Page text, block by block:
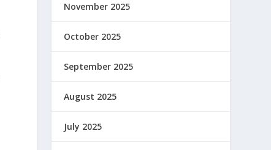
November 2025
October 2025
September 2025
August 2025
July 2025